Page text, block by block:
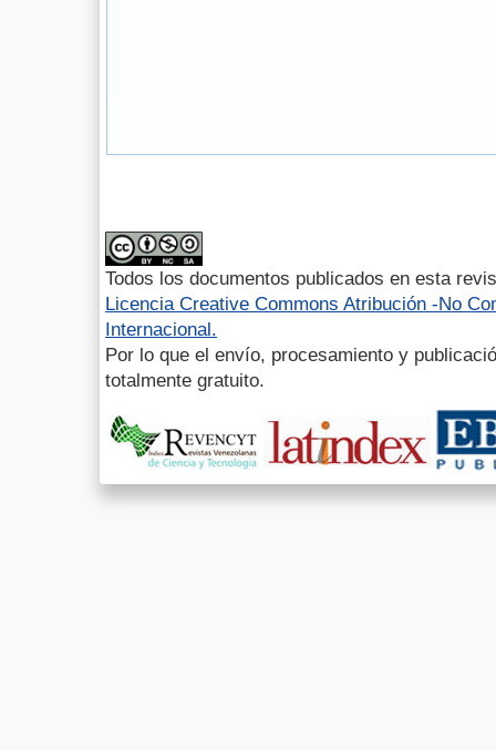
Todos los documentos publicados en esta
Licencia Creative Commons Atribución -No
Internacional.
Por lo que el envío, procesamiento y
totalmente gratuito.